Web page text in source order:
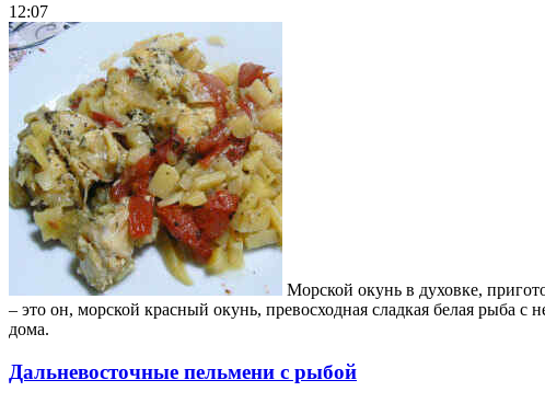
12:07
Морской окунь в духовке,
– это он, морской красный окунь, превосходная сладкая белая рыба
дома.
Дальневосточные пельмени с рыбой